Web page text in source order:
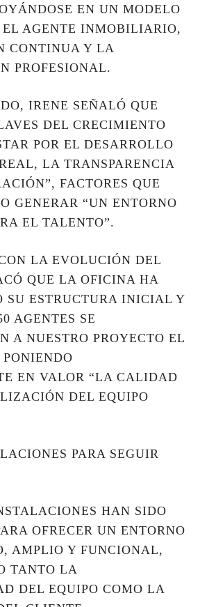
EN UN MODELO
AGENTE INMOBILIARIO,
CONTINUA Y LA
PROFESIONAL.
IRENE SEÑALÓ QUE
DEL CRECIMIENTO
POR EL DESARROLLO
LA TRANSPARENCIA
FACTORES QUE
GENERAR “UN ENTORNO
EL TALENTO”.
LA EVOLUCIÓN DEL
QUE LA OFICINA HA
SU ESTRUCTURA INICIAL Y
AGENTES SE
A NUESTRO PROYECTO EL
EN VALOR “LA CALIDAD
DEL EQUIPO
PARA SEGUIR
HAN SIDO
OFRECER UN ENTORNO
AMPLIO Y FUNCIONAL,
TANTO LA
DEL EQUIPO COMO LA